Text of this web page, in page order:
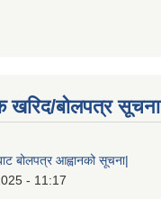
खरिद/बोलपत्र सूचना
बोलपत्र आह्वानको सूचना|
- 11:17